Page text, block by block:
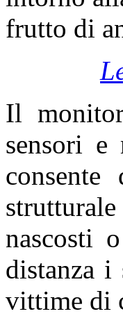
frutto di
Il
sensori
nascosti
distanza
vittime di